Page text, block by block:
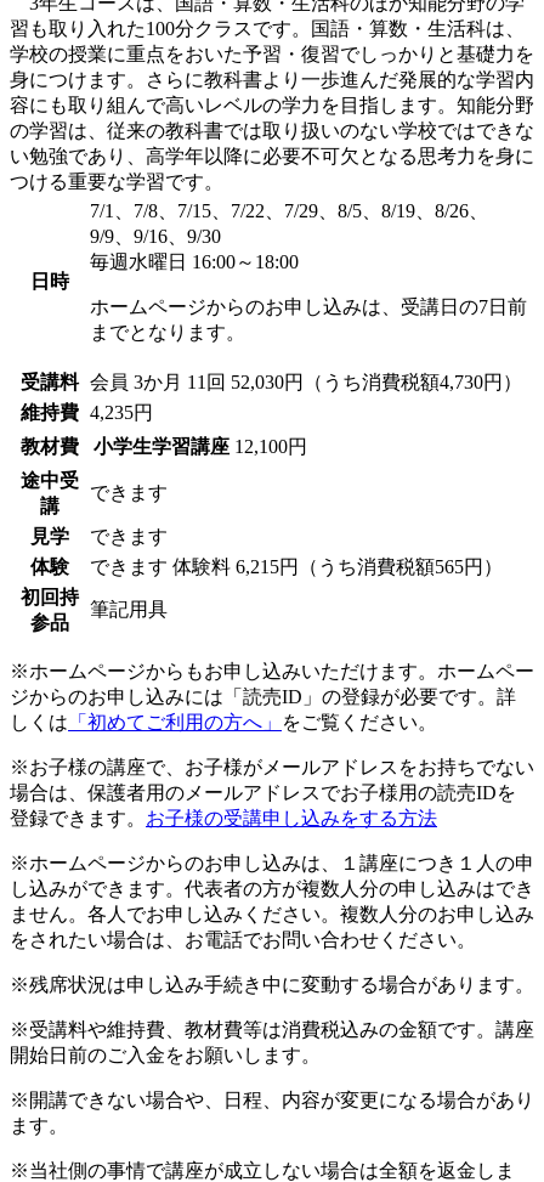
習も取り入れた100分クラスです。国語・算数・生活科は、
学校の授業に重点をおいた予習・復習でしっかりと基礎力を
身につけます。さらに教科書より一歩進んだ発展的な学習内
容にも取り組んで高いレベルの学力を目指します。知能分野
の学習は、従来の教科書では取り扱いのない学校ではできな
い勉強であり、高学年以降に必要不可欠となる思考力を身に
つける重要な学習です。
日時
7/1、7/8、7/15、7/22、7/29、8/5、8/19、8/26、
9/9、9/16、9/30
毎週水曜日 16:00～18:00
ホームページからのお申し込みは、受講日の7日前
までとなります。
受講料 会員 3か月 11回 52,030円（うち消費税額4,730円）
維持費 4,235円
教材費
小学生学習講座 12,100円
途中受
講
できます
見学
できます
体験
できます 体験料 6,215円（うち消費税額565円）
初回持
参品
筆記用具
※ホームページからもお申し込みいただけます。ホームペー
ジからのお申し込みには「読売ID」の登録が必要です。詳
しくは 「初めてご利用の方へ」 をご覧ください。
※お子様の講座で、お子様がメールアドレスをお持ちでない
場合は、保護者用のメールアドレスでお子様用の読売IDを
登録できます。 お子様の受講申し込みをする方法
※ホームページからのお申し込みは、１講座につき１人の申
し込みができます。代表者の方が複数人分の申し込みはでき
ません。各人でお申し込みください。複数人分のお申し込み
をされたい場合は、お電話でお問い合わせください。
※残席状況は申し込み手続き中に変動する場合があります。
※受講料や維持費、教材費等は消費税込みの金額です。講座
開始日前のご入金をお願いします。
※開講できない場合や、日程、内容が変更になる場合があり
ます。
※当社側の事情で講座が成立しない場合は全額を返金しま